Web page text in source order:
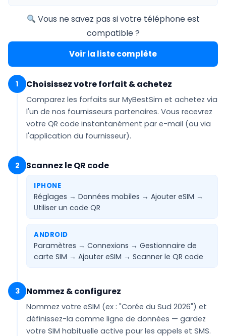
Vous ne savez pas si votre téléphone est
compatible ?
Voir la liste complète
1 Choisissez votre forfait & achetez
Comparez les forfaits sur MyBestSim et achetez via
l'un de nos fournisseurs partenaires. Vous recevrez
votre QR code instantanément par e-mail (ou via
l'application du fournisseur).
2 Scannez le QR code
IPHONE
Réglages → Données mobiles → Ajouter eSIM →
Utiliser un code QR
ANDROID
Paramètres → Connexions → Gestionnaire de
carte SIM → Ajouter eSIM → Scanner le QR code
3 Nommez & configurez
Nommez votre eSIM (ex : "Corée du Sud 2026") et
définissez-la comme ligne de données — gardez
votre SIM habituelle active pour les appels et SMS.